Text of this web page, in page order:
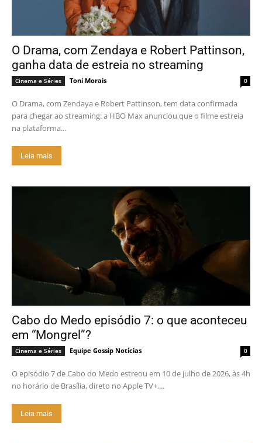
O Drama, com Zendaya e Robert Pattinson,
ganha data de estreia no streaming
Cinema e Séries Toni Morais 0
O Drama, com Zendaya e Robert Pattinson, tem data confirmada
para chegar ao streaming: a HBO Max anunciou que o filme estreia
na plataforma...
Leia mais
Cabo do Medo episódio 7: o que aconteceu
em “Mongrel”?
Cinema e Séries Equipe Gossip Notícias 0
O episódio 7 de Cabo do Medo estreou em 10 de julho de 2026, às 4h
no horário de Brasília, direto no Apple TV+....
Leia mais